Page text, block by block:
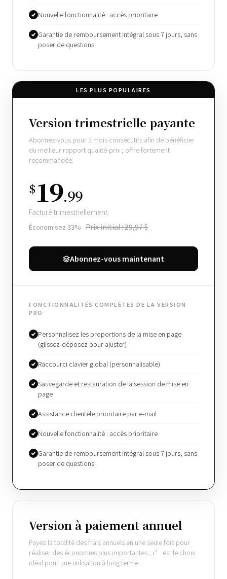
Nouvelle fonctionnalité : accès prioritaire
Garantie de remboursement intégral sous 7 jours, sans
poser de questions
LES PLUS POPULAIRES
Version trimestrielle payante
Abonnez-vous pour 3 mois consécutifs afin de bénéficier
du meilleur rapport qualité-prix ; offre fortement
recommandée.
$19.99
Facturé trimestriellement
Économisez 33% Prix ​​initial : 29,97 $
Abonnez-vous maintenant
FONCTIONNALITÉS COMPLÈTES DE LA VERSION
PRO
Personnalisez les proportions de la mise en page
(glissez-déposez pour ajuster)
Raccourci clavier global (personnalisable)
Sauvegarde et restauration de la session de mise en
page
Assistance clientèle prioritaire par e-mail
Nouvelle fonctionnalité : accès prioritaire
Garantie de remboursement intégral sous 7 jours, sans
poser de questions
Version à paiement annuel
Payez la totalité des frais annuels en une seule fois pour
réaliser des économies plus importantes ; c’est le choix
idéal pour une utilisation à long terme.